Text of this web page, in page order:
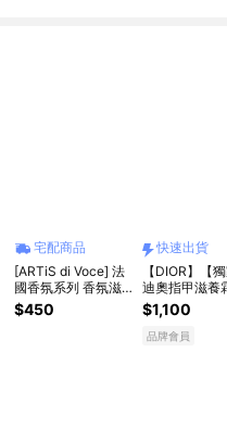
宅配商品
[ARTiS di Voce] 法
國香氛系列 香氛滋
潤指緣油 (10ml)
$450
快速出貨
【DIOR】【
迪奧指甲滋養
紅限量版 [快
$1,100
品牌會員